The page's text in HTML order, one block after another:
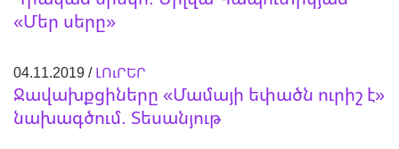
«Մեր սերը»
04.11.2019 /ԼՈւՐԵՐ
Ջավախքցիները «Մամայի եփածն ուրիշ է»
նախագծում. Տեսանյութ